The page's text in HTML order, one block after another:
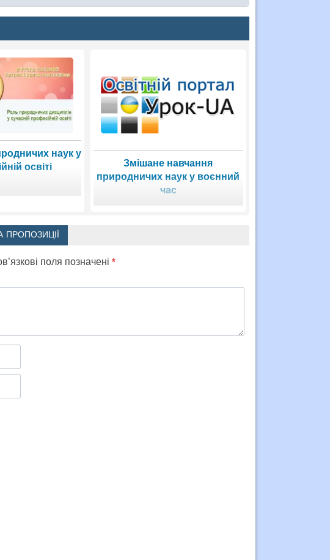
наук у
освіті
Змішане навчання
природничих наук у воєнний
час
ПРОПОЗИЦІЇ
поля позначені *